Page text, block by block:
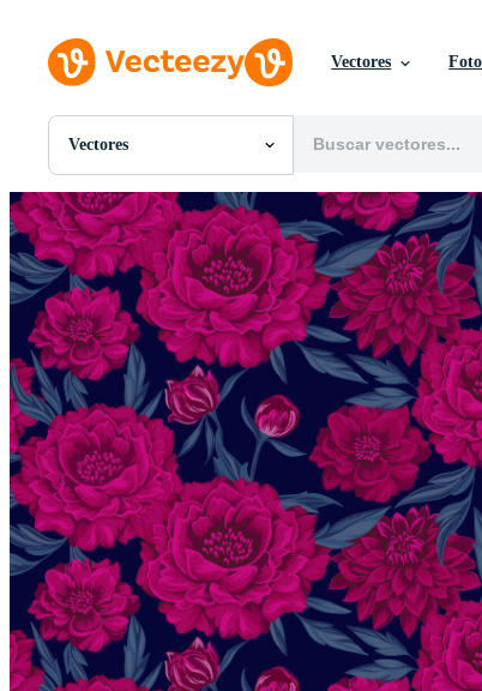
Vectores
Vectores
Todas Imágenes
Fotos
PNGs
PSDs
SVGs
Plantillas
Vectores
Videos
Gráficos en Movimiento
Imágenes Editoriales
Eventos Editoriales